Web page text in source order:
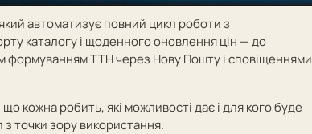
автоматизує повний цикл роботи з
каталогу і щоденного оновлення цін — до
ТТН через Нову Пошту і сповіщеннями
що кожна робить, які можливості дає і для кого буде
точки зору використання.